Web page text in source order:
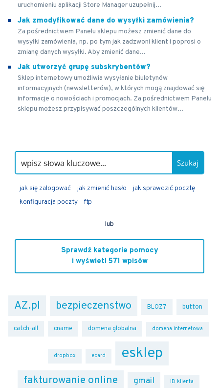
uruchomieniu aplikacji Store Manager uzupełnij...
Jak zmodyfikować dane do wysyłki zamówienia?
Za pośrednictwem Panelu sklepu możesz zmienić dane do
wysyłki zamówienia, np. po tym jak zadzwoni klient i poprosi o
zmianę danych wysyłki. Aby zmienić dane...
Jak utworzyć grupę subskrybentów?
Sklep internetowy umożliwia wysyłanie biuletynów
informacyjnych (newsletterów), w których mogą znajdować się
informacje o nowościach i promocjach. Za pośrednictwem Panelu
sklepu możesz przypisywać poszczególnych klientów...
Szukaj
jak się zalogować jak zmienić hasło
jak sprawdzić pocztę
konfiguracja poczty
ftp
lub
Sprawdź kategorie pomocy
i wyświetl 571 wpisów
AZ.pl bezpieczenstwo BLOZ7 button
catch-all cname domena globalna domena internetowa
dropbox ecard esklep
fakturowanie online gmail ID klienta